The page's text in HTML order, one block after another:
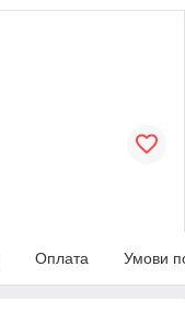
Оплата Умови